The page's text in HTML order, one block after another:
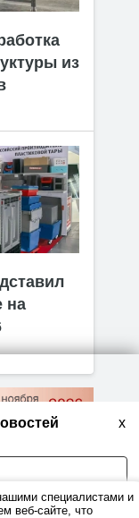
из
на
x
специалистами и
веб-сайте, что